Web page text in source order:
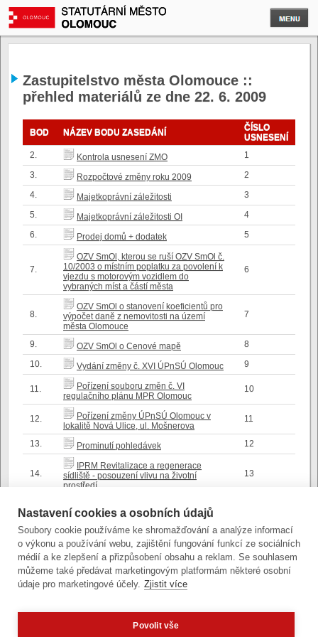
Zastupitelstvo města Olomouce ::
přehled materiálů ze dne 22. 6. 2009
BOD NÁZEV BODU ZASEDÁNÍ
ČÍSLO
USNESENÍ
2.
Kontrola usnesení ZMO
1
3.
Rozpočtové změny roku 2009
2
4.
Majetkoprávní záležitosti
3
5.
Majetkoprávní záležitosti OI
4
6.
Prodej domů + dodatek 5
7.
OZV SmOl, kterou se ruší OZV SmOl č.
10/2003 o místním poplatku za povolení k
vjezdu s motorovým vozidlem do
vybraných míst a částí města
6
8.
OZV SmOl o stanovení koeficientů pro
výpočet daně z nemovitosti na území
města Olomouce
7
9. OZV SmOl o Cenové mapě
8
10.
Vydání změny č. XVI ÚPnSÚ Olomouc 9
11.
Pořízení souboru změn č. VI
regulačního plánu MPR Olomouc
10
12.
Pořízení změny ÚPnSÚ Olomouc v
lokalitě Nová Ulice, ul. Mošnerova
11
13. Prominutí pohledávek 12
14.
IPRM Revitalizace a regenerace
sídliště - posouzení vlivu na životní
prostředí
13
15.
Základní škola Olomouc, Heyrovského
33 - Dodatekč.3 zřizovací listiny
16.
Informace o činnosti kontrolního výboru
v I. pololetí 2009
17. Hospodaření České dědictví UNESCO 16
Nastavení cookies a osobních údajů
Soubory cookie používáme ke shromažďování a analýze informací
o výkonu a používání webu, zajištění fungování funkcí ze sociálních
médií a ke zlepšení a přizpůsobení obsahu a reklam. Se souhlasem
můžeme také předávat marketingovým platformám některé osobní
údaje pro marketingové účely. Zjistit více
Povolit vše